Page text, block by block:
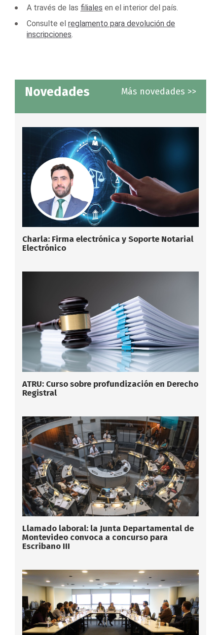
A través de las filiales en el interior del país.
Consulte el reglamento para devolución de
inscripciones.
Novedades Más novedades >>
Charla: Firma electrónica y Soporte Notarial
Electrónico
ATRU: Curso sobre profundización en Derecho
Registral
Llamado laboral: la Junta Departamental de
Montevideo convoca a concurso para
Escribano III